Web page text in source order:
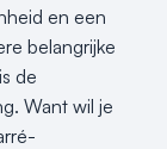
en een
belangrijke
de
Want wil je